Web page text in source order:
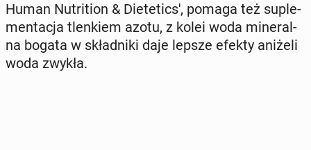
Human Nu­tri­tion & Die­te­tic­s', pomaga też su­ple­
men­ta­cja tlen­kiem azotu, z kolei woda mi­ne­ral­
na bogata w skład­ni­ki daje lepsze efekty aniżeli
woda zwykła.